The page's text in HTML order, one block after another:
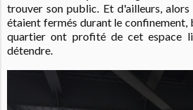
trouver son public. Et d'ailleurs,
étaient fermés durant le confinement,
quartier ont profité de cet espace
détendre.